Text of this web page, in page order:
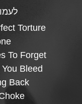
Torture
To Forget
Bleed
Back